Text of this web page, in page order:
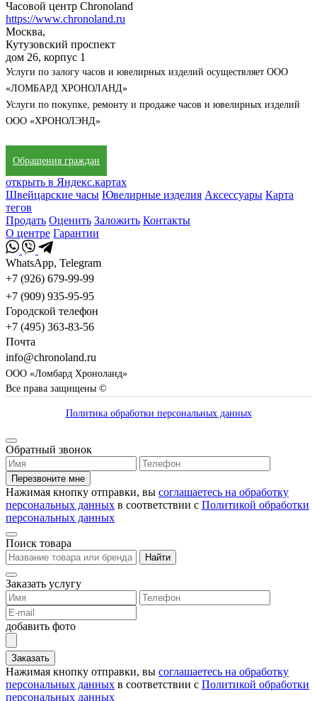
Часовой центр Chronoland
https://www.chronoland.ru
Москва,
Кутузовский проспект
дом 26, корпус 1
Услуги по залогу часов и ювелирных изделий осуществляет ООО
«ЛОМБАРД ХРОНОЛАНД»
Услуги по покупке, ремонту и продаже часов и ювелирных изделий
ООО «ХРОНОЛЭНД»
Обращения граждан
открыть в Яндекс.картах
Швейцарские часы Ювелирные изделия Аксессуары Карта
тегов
Продать Оценить Заложить Контакты
О центре Гарантии
WhatsApp, Telegram
+7 (926) 679-99-99
+7 (909) 935-95-95
Городской телефон
+7 (495) 363-83-56
Почта
info@chronoland.ru
ООО «Ломбард Хроноланд»
Все права защищены ©
Политика обработки персональных данных
Обратный звонок
Перезвоните мне
Нажимая кнопку отправки, вы соглашаетесь на обработку
персональных данных в соответствии с Политикой обработки
персональных данных
Поиск товара
Найти
Заказать услугу
добавить фото
Заказать
Нажимая кнопку отправки, вы соглашаетесь на обработку
персональных данных в соответствии с Политикой обработки
персональных данных